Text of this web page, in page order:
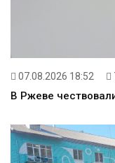
07.08.2026 18:52
В Ржеве